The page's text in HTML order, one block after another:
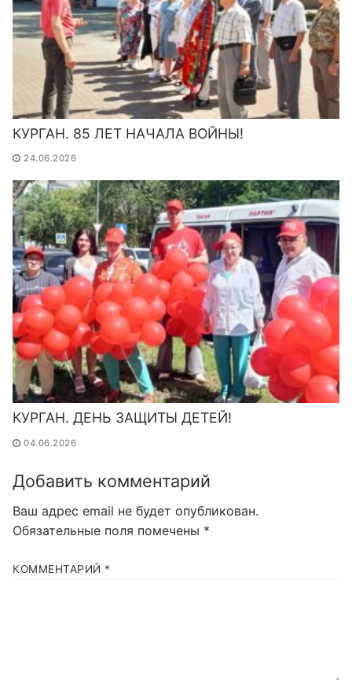
КУРГАН. 85 ЛЕТ НАЧАЛА ВОЙНЫ!
24.06.2026
КУРГАН. ДЕНЬ ЗАЩИТЫ ДЕТЕЙ!
04.06.2026
Добавить комментарий
Ваш адрес email не будет опубликован.
Обязательные поля помечены *
КОММЕНТАРИЙ *